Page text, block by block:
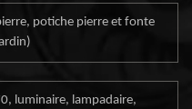
potiche pierre et fonte
luminaire, lampadaire,